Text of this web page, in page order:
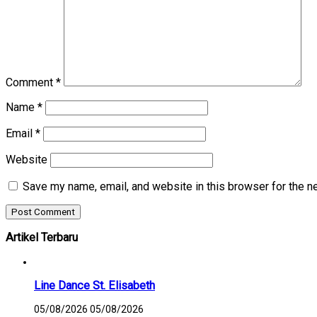
Comment *
Name *
Email *
Website
Save my name, email, and website in this browser for the
Artikel Terbaru
Line Dance St. Elisabeth
05/08/2026 05/08/2026